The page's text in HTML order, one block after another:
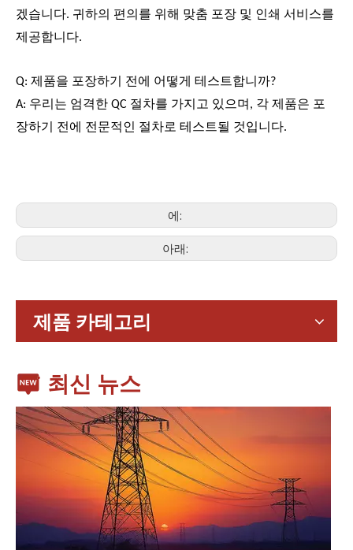
겠습니다. 귀하의 편의를 위해 맞춤 포장 및 인쇄 서비스를
제공합니다.
Q: 제품을 포장하기 전에 어떻게 테스트합니까?
A: 우리는 엄격한 QC 절차를 가지고 있으며, 각 제품은 포
장하기 전에 전문적인 절차로 테스트될 것입니다.
에:
아래:
제품 카테고리
최신 뉴스
가전제품